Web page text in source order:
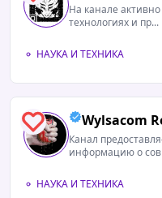
На канале
технологиях и пр...
НАУКА И ТЕХНИКА
1 Wylsacom
Канал
информацию о
НАУКА И ТЕХНИКА